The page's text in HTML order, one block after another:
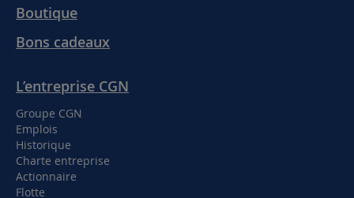
Boutique
Bons cadeaux
L’entreprise CGN
Groupe CGN
Emplois
Historique
Charte entreprise
Actionnaire
Flotte